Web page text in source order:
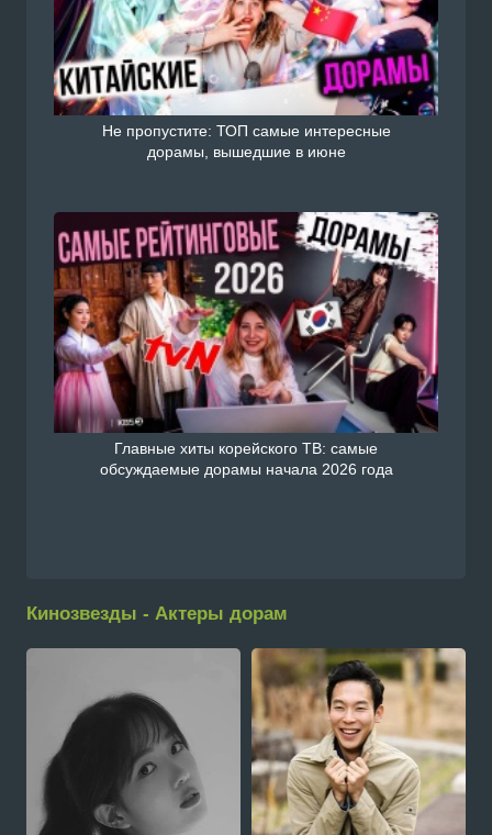
Не пропустите: ТОП самые интересные
дорамы, вышедшие в июне
Главные хиты корейского ТВ: самые
обсуждаемые дорамы начала 2026 года
Кинозвезды - Актеры дорам